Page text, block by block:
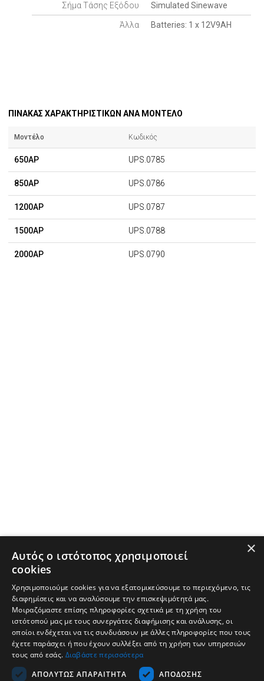
Σήμα Τάσης Εξόδου Simulated Sinewave
Άλλα Batteries: 1 x 12V9AH
ΠΙΝΑΚΑΣ ΧΑΡΑΚΤΗΡΙΣΤΙΚΩΝ ΑΝΑ ΜΟΝΤΕΛΟ
Μοντέλο Κωδικός
650AP UPS.0785
850AP UPS.0786
1200AP UPS.0787
1500AP UPS.0788
2000AP UPS.0790
Εταιρεία
×
Αυτός ο ιστότοπος χρησιμοποιεί
cookies
Χρησιμοποιούμε cookies για να εξατομικεύσουμε το περιεχόμενο, τις
διαφημίσεις και να αναλύσουμε την επισκεψιμότητά μας.
Μοιραζόμαστε επίσης πληροφορίες σχετικά με τη χρήση του
ιστότοπού μας με τους συνεργάτες διαφήμισης και ανάλυσης, οι
οποίοι ενδέχεται να τις συνδυάσουν με άλλες πληροφορίες που τους
έχετε παράσχει ή που έχουν συλλέξει από τη χρήση των υπηρεσιών
τους από εσάς. Διαβάστε περισσότερα
ΑΠΟΛΎΤΩΣ ΑΠΑΡΑΊΤΗΤΑ
ΑΠΌΔΟΣΗΣ